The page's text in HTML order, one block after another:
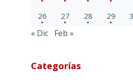
26 27 28 29
« Dic Feb »
Categorías